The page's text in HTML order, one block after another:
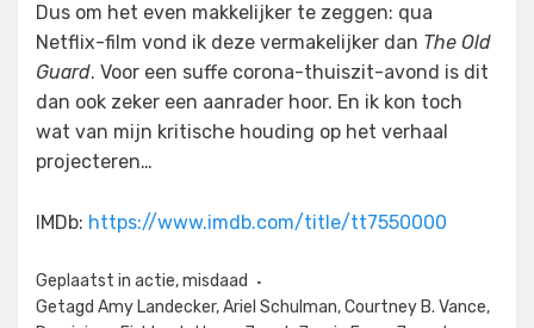
Dus om het even makkelijker te zeggen: qua
Netflix-film vond ik deze vermakelijker dan The Old
Guard. Voor een suffe corona-thuiszit-avond is dit
dan ook zeker een aanrader hoor. En ik kon toch
wat van mijn kritische houding op het verhaal
projecteren…
IMDb: https://www.imdb.com/title/tt7550000
Geplaatst in actie,misdaad
Getagd Amy Landecker,Ariel Schulman,Courtney B. Vance,